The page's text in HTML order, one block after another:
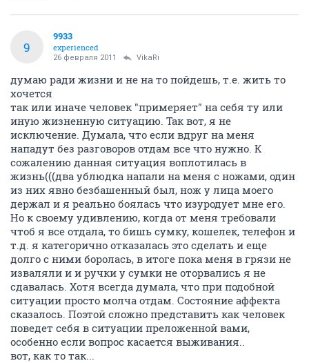
9
9933
experienced
26 февраля 2011 VikaRi
думаю ради жизни и не на то пойдешь, т.е. жить то
хочется
так или иначе человек "примеряет" на себя ту или
иную жизненную ситуацию. Так вот, я не
исключение. Думала, что если вдруг на меня
нападут без разговоров отдам все что нужно. К
сожалению данная ситуация воплотилась в
жизнь(((два ублюдка напали на меня с ножами, один
из них явно безбашенный был, нож у лица моего
держал и я реально боялась что изуродует мне его.
Но к своему удивлению, когда от меня требовали
чтоб я все отдала, то бишь сумку, кошелек, телефон и
т.д. я категорично отказалась это сделать и еще
долго с ними боролась, в итоге пока меня в грязи не
изваляли и и ручки у сумки не оторвались я не
сдавалась. Хотя всегда думала, что при подобной
ситуации просто молча отдам. Состояние аффекта
сказалось. Поэтой сложно представить как человек
поведет себя в ситуации преложенной вами,
особенно если вопрос касается выживания..
вот, как то так...